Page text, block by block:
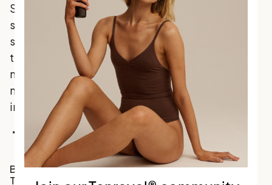
Skandinaviens mest
sålda brun utan sol
som förenar
traditionella favoriter
med
marknadsledande
innovation.
Facebook
Instagram
TikTok
Returer och
byten
Integritetspolicy
Bli en del av vårt
Tanrevel® community